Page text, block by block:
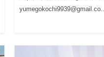
yumegokochi9939@gmail.co…